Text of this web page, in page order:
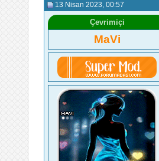
13 Nisan 2023 , 00:57
Çevrimiçi
MaVi